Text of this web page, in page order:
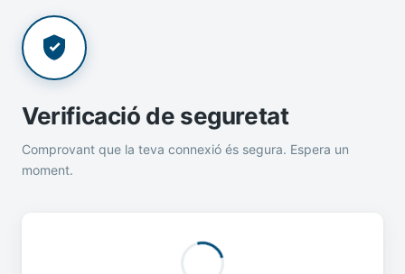
Verificació de seguretat
Comprovant que la teva connexió és segura. Espera un
moment.